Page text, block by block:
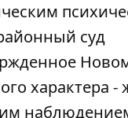
суд
характера